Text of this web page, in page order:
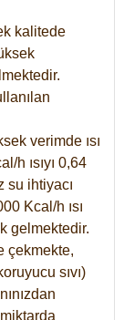
kalitede
verimde ısı
h ısıyı 0,64
su ihtiyacı
Kcal/h ısı
gelmektedir.
çekmekte,
sıvı)